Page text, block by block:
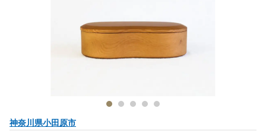
神奈川県小田原市